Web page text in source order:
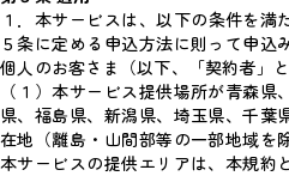
１． 本サービスは、以下の条件を満
５条に定める申込方法に則って申込
個人のお客さま（以下、「契約者」
（１）本サービス提供場所が青森
県、福島県、新潟県、埼玉県、千葉
在地（離島・山間部等の一部地域を
本サービスの提供エリアは、本規約